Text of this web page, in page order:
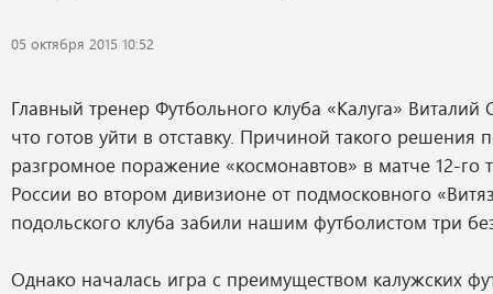
05 октября 2015 10:52
Главный тренер Футбольного клуба «Калуга»
что готов уйти в отставку. Причиной такого решения
разгромное поражение «космонавтов» в матче 12-го
России во втором дивизионе от подмосковного
подольского клуба забили нашим футболистом три
Однако началась игра с преимуществом калужских